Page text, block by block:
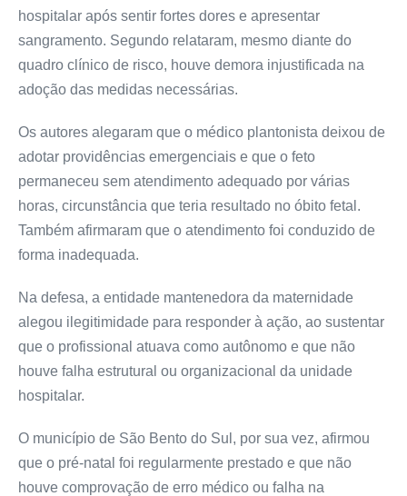
hospitalar após sentir fortes dores e apresentar
sangramento. Segundo relataram, mesmo diante do
quadro clínico de risco, houve demora injustificada na
adoção das medidas necessárias.
Os autores alegaram que o médico plantonista deixou de
adotar providências emergenciais e que o feto
permaneceu sem atendimento adequado por várias
horas, circunstância que teria resultado no óbito fetal.
Também afirmaram que o atendimento foi conduzido de
forma inadequada.
Na defesa, a entidade mantenedora da maternidade
alegou ilegitimidade para responder à ação, ao sustentar
que o profissional atuava como autônomo e que não
houve falha estrutural ou organizacional da unidade
hospitalar.
O município de São Bento do Sul, por sua vez, afirmou
que o pré-natal foi regularmente prestado e que não
houve comprovação de erro médico ou falha na